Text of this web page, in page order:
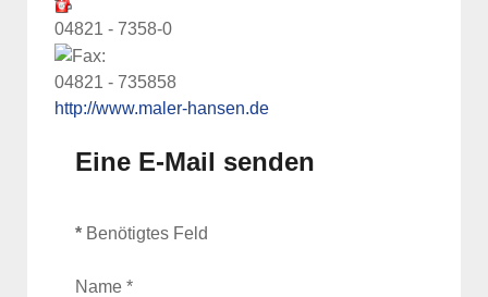
04821 - 7358-0
04821 - 735858
http://www.maler-hansen.de
Eine E-Mail senden
* Benötigtes Feld
Name *